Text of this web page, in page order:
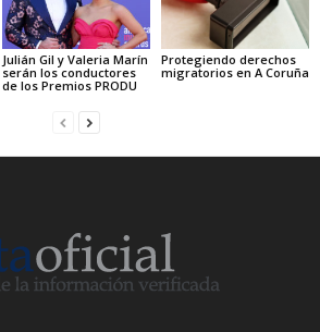
Julián Gil y Valeria Marín
serán los conductores
de los Premios PRODU
Protegiendo derechos
migratorios en A Coruña